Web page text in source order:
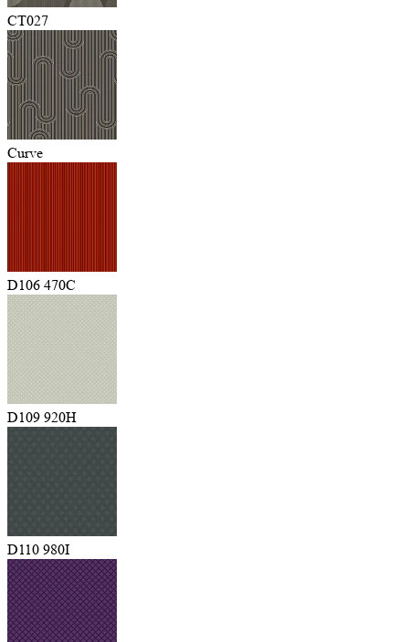
CT027
Curve
D106 470C
D109 920H
D110 980I